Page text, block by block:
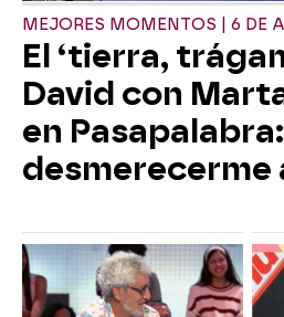
MEJORES MOMENTOS | 6 DE
El ‘tierra,
David con
en
desmerecerme